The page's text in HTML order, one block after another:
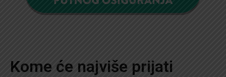
Kome će najviše prijati